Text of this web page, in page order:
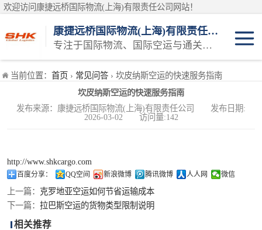
欢迎访问康捷远桥国际物流(上海)有限责任公司网站！
康捷远桥国际物流(上海)有限责任公司
专注于国际物流、国际空运与通关一体化一站式物流服务商
当前位置： 首页 › 常见问答 › 坎皮纳斯空运的快速服务指南
坎皮纳斯空运的快速服务指南
发布来源：康捷远桥国际物流(上海)有限责任公司 发布日期:
2026-03-02 访问量:142
http://www.shkcargo.com
百度分享： QQ空间 新浪微博 腾讯微博 人人网 微信
上一篇： 克罗地亚空运如何节省运输成本
下一篇： 拉巴斯空运的货物类型限制说明
相关推荐
日本空运
韩国空运
印度空运
巴基斯坦空运
澳大利亚空运